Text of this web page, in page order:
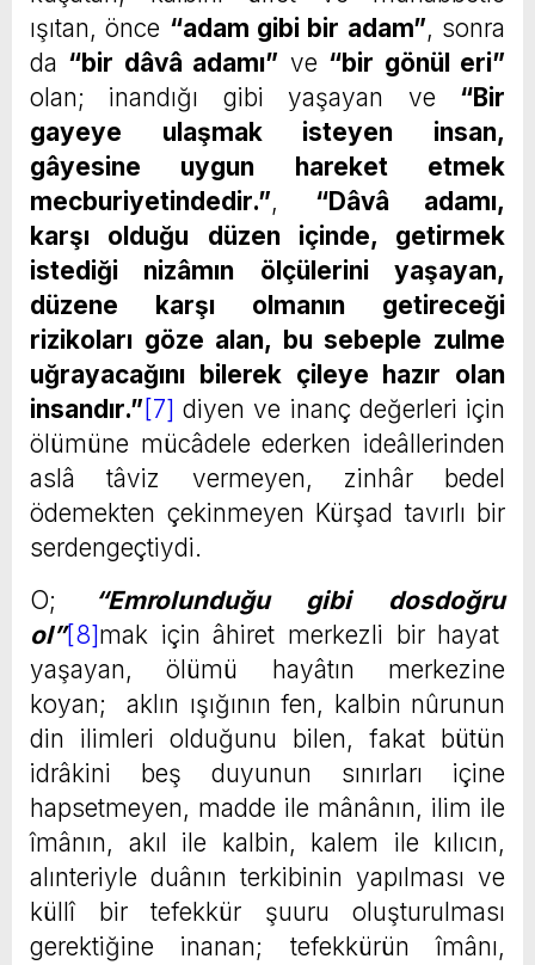
ışıtan, önce “adam gibi bir adam”, sonra
da “bir dâvâ adamı” ve “bir gönül eri”
olan; inandığı gibi yaşayan ve “Bir
gayeye ulaşmak isteyen insan,
gâyesine uygun hareket etmek
mecburiyetindedir.”, “Dâvâ adamı,
karşı olduğu düzen içinde, getirmek
istediği nizâmın ölçülerini yaşayan,
düzene karşı olmanın getireceği
rizikoları göze alan, bu sebeple zulme
uğrayacağını bilerek çileye hazır olan
insandır.” [7] diyen ve inanç değerleri için
ölümüne mücâdele ederken ideâllerinden
aslâ tâviz vermeyen, zinhâr bedel
ödemekten çekinmeyen Kürşad tavırlı bir
serdengeçtiydi.
O;
“Emrolunduğu gibi dosdoğru
ol”[8]mak için âhiret merkezli bir hayat
yaşayan, ölümü hayâtın merkezine
koyan; aklın ışığının fen, kalbin nûrunun
din ilimleri olduğunu bilen, fakat bütün
idrâkini beş duyunun sınırları içine
hapsetmeyen, madde ile mânânın, ilim ile
îmânın, akıl ile kalbin, kalem ile kılıcın,
alınteriyle duânın terkibinin yapılması ve
küllî bir tefekkür şuuru oluşturulması
gerektiğine inanan; tefekkürün îmânı,